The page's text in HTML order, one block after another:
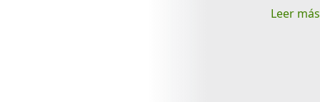
Leer más